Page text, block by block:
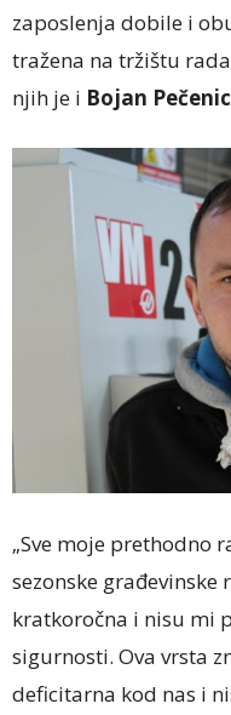
zaposlenja dobile i
tražena na tržištu
njih je i Bojan
„Sve moje prethodno
sezonske građevinske
kratkoročna i nisu mi
sigurnosti. Ova vrsta
deficitarna kod nas i